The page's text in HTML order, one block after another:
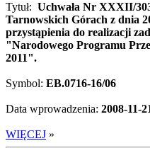
Tytuł: Uchwała Nr XXXII/
Tarnowskich Górach z dnia
przystąpienia do realizacji
"Narodowego Programu
2011".
Symbol: EB.0716-16/06
Data wprowadzenia: 2008-11-
WIĘCEJ »